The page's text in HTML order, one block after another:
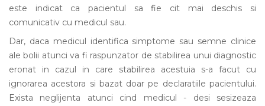
este indicat ca pacientul sa fie cit mai deschis si
comunicativ cu medicul sau.
Dar, daca medicul identifica simptome sau semne clinice
ale bolii atunci va fi raspunzator de stabilirea unui diagnostic
eronat in cazul in care stabilirea acestuia s-a facut cu
ignorarea acestora si bazat doar pe declaratiile pacientului.
Exista neglijenta atunci cind medicul - desi sesizeaza